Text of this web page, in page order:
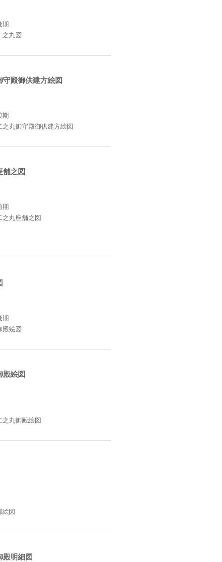
期
之丸図
守殿御供建方絵図
期
之丸御守殿御供建方絵図
舗之図
期
之丸座舗之図
期
殿絵図
殿絵図
之丸御殿絵図
絵図
殿明細図